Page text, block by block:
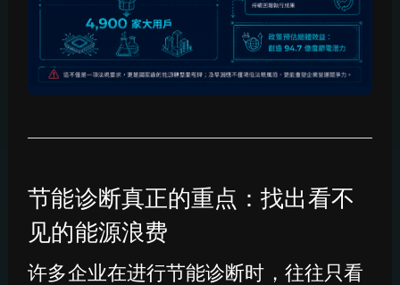
节能诊断真正的重点：找出看不
见的能源浪费
许多企业在进行节能诊断时，往往只看